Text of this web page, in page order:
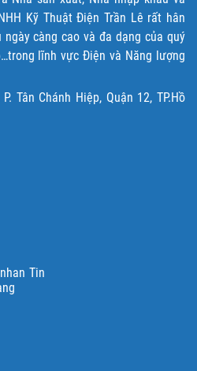
Kỹ Thuật Điện Trần Lê rất hân
càng cao và đa dạng của quý
lĩnh vực Điện và Năng lượng
Tân Chánh Hiệp, Quận 12, TP.Hồ